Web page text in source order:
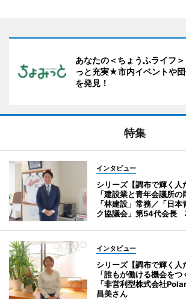
あなたの＜ちょうふライフ
っと充実★市内イベントや
を発見！
特集
インタビュー
シリーズ【調布で輝く
「建設業と青年会議所の
「林建設」常務／「日
ク協議会」第54代会長
インタビュー
シリーズ【調布で輝く
「誰もが働ける機会をつ
「非営利型株式会社
昌美さん